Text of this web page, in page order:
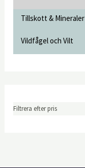
Tillskott & Mineraler
Vildfågel och Vilt
Filtrera efter pris